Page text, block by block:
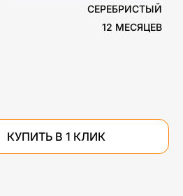
СЕРЕБРИСТЫЙ
12 МЕСЯЦЕВ
КУПИТЬ В 1 КЛИК